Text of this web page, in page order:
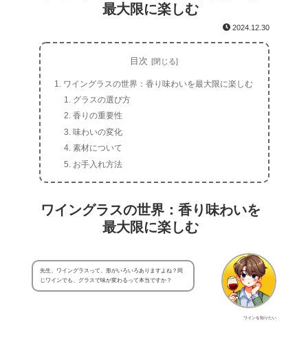
最大限に楽しむ
2024.12.30
目次
ワイングラスの世界：香り味わいを最大限に楽しむ
グラスの選び方
香りの重要性
味わいの変化
素材について
お手入れ方法
ワイングラスの世界：香り味わいを
最大限に楽しむ
ワインを知りたい
先生、ワイングラスって、形がいろいろありますよね？同
じワインでも、グラスで味が変わるって本当ですか？